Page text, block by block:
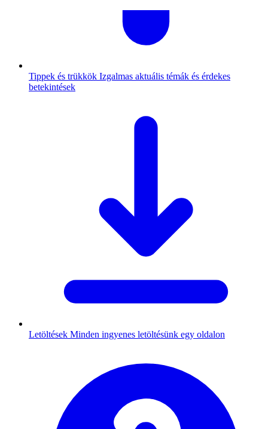
Tippek és trükkök Izgalmas aktuális témák és érdekes
betekintések
Letöltések Minden ingyenes letöltésünk egy oldalon